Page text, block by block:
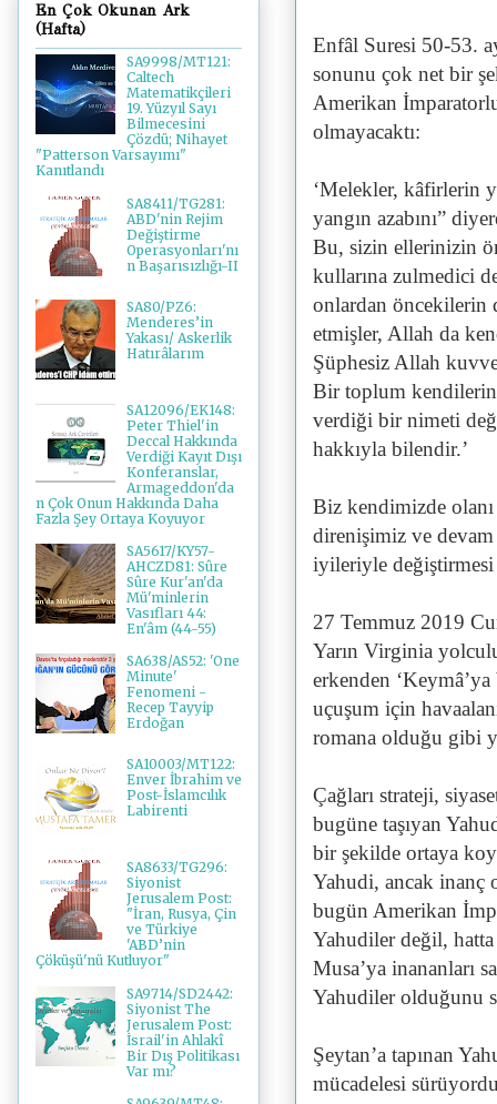
Enfâl Suresi 50-53.
sonunu çok net bir
Amerikan
olmayacaktı:
‘Melekler, kâfirlerin
yangın azabını”
Bu, sizin ellerinizin
kullarına zulmedici
onlardan öncekilerin
etmişler, Allah da
Şüphesiz Allah
Bir toplum
verdiği bir nimeti
hakkıyla bilendir.’
Biz kendimizde olanı
direnişimiz ve devam
iyileriyle
27 Temmuz 2019
Yarın Virginia
erkenden
uçuşum için
romana olduğu gibi
Çağları strateji,
bugüne taşıyan
bir şekilde ortaya
Yahudi, ancak inanç
bugün Amerikan
Yahudiler değil, hatta
Musa’ya inananları
Yahudiler olduğunu
Şeytan’a tapınan
mücadelesi
En Çok Okunan Ark
(Hafta)
SA9998/MT121:
Caltech
Matematikçileri
19. Yüzyıl Sayı
Bilmecesini
Çözdü; Nihayet
"Patterson Varsayımı"
Kanıtlandı
SA8411/TG281:
ABD'nin Rejim
Değiştirme
Operasyonları'nı
n Başarısızlığı-II
SA80/PZ6:
Menderes’in
Yakası/ Askerlik
Hatırâlarım
SA12096/EK148:
Peter Thiel'in
Deccal Hakkında
Verdiği Kayıt Dışı
Konferanslar,
Armageddon'da
n Çok Onun Hakkında Daha
Fazla Şey Ortaya Koyuyor
SA5617/KY57-
AHCZD81: Sûre
Sûre Kur'an'da
Mü'minlerin
Vasıfları 44:
En'âm (44-55)
SA638/AS52: 'One
Minute'
Fenomeni -
Recep Tayyip
Erdoğan
SA10003/MT122:
Enver İbrahim ve
Post-İslamcılık
Labirenti
SA8633/TG296:
Siyonist
Jerusalem Post:
"İran, Rusya, Çin
ve Türkiye
'ABD’nin
Çöküşü'nü Kutluyor"
SA9714/SD2442:
Siyonist The
Jerusalem Post:
İsrail'in Ahlakî
Bir Dış Politikası
Var mı?